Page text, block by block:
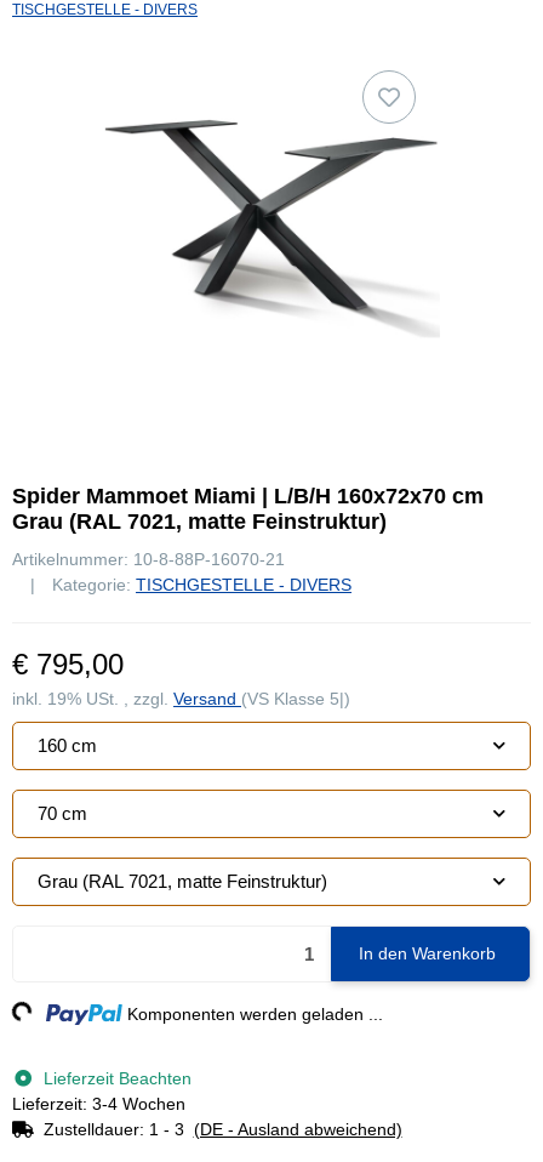
TISCHGESTELLE - DIVERS
Spider Mammoet Miami | L/B/H 160x72x70 cm
Grau (RAL 7021, matte Feinstruktur)
Artikelnummer: 10-8-88P-16070-21
Kategorie: TISCHGESTELLE - DIVERS
€ 795,00
inkl. 19% USt. , zzgl. Versand (VS Klasse 5|)
160 cm
70 cm
Grau (RAL 7021, matte Feinstruktur)
In den Warenkorb
Komponenten werden geladen ...
Lieferzeit Beachten
Lieferzeit: 3-4 Wochen
Zustelldauer: 1 - 3 (DE - Ausland abweichend)